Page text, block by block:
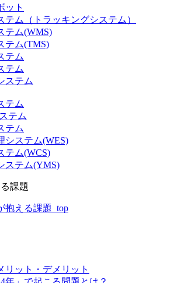
ット
テム（トラッキングシステム）
テム(WMS)
テム(TMS)
テム
テム
ステム
テム
テム
テム
システム(WES)
テム(WCS)
ステム(YMS)
課題
抱える課題_top
リット・デメリット